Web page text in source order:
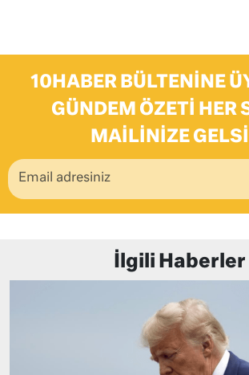
10HABER BÜLTENINE
GÜNDEM ÖZETI HER
MAILINIZE
İlgili Haberler